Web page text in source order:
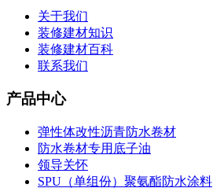
关于我们
装修建材知识
装修建材百科
联系我们
产品中心
弹性体改性沥青防水卷材
防水卷材专用底子油
领导关怀
SPU（单组份）聚氨酯防水涂料